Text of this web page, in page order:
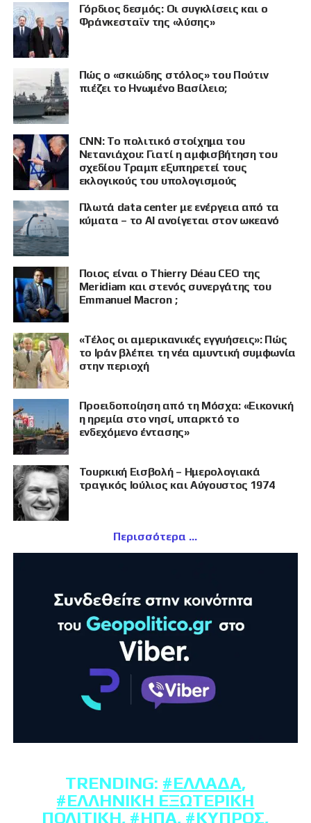
Γόρδιος δεσμός: Οι συγκλίσεις και ο
Φράνκεσταϊν της «λύσης»
Πώς ο «σκιώδης στόλος» του Πούτιν
πιέζει το Ηνωμένο Βασίλειο;
CNN: Το πολιτικό στοίχημα του
Νετανιάχου: Γιατί η αμφισβήτηση του
σχεδίου Τραμπ εξυπηρετεί τους
εκλογικούς του υπολογισμούς
Πλωτά data center με ενέργεια από τα
κύματα – το AI ανοίγεται στον ωκεανό
Ποιος είναι ο Thierry Déau CEO της
Meridiam και στενός συνεργάτης του
Emmanuel Macron ;
«Τέλος οι αμερικανικές εγγυήσεις»: Πώς
το Ιράν βλέπει τη νέα αμυντική συμφωνία
στην περιοχή
Προειδοποίηση από τη Μόσχα: «Εικονική
η ηρεμία στο νησί, υπαρκτό το
ενδεχόμενο έντασης»
Τουρκική Εισβολή – Ημερολογιακά
τραγικός Ιούλιος και Αύγουστος 1974
Περισσότερα
TRENDING: #ΕΛΛΆΔΑ,
#ΕΛΛΗΝΙΚΉ ΕΞΩΤΕΡΙΚΉ
ΠΟΛΙΤΙΚΉ, #ΗΠΑ, #ΚΎΠΡΟΣ,